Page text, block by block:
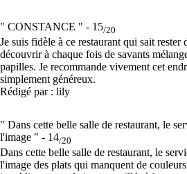
" CONSTANCE " - 15/20
Je suis fidèle à ce restaurant qui sait rester
découvrir à chaque fois de savants
papilles. Je recommande vivement cet
simplement généreux.
Rédigé par : lily
" Dans cette belle salle de restaurant, le
l'image " - 14/20
Dans cette belle salle de restaurant, le
l'image des plats qui manquent de